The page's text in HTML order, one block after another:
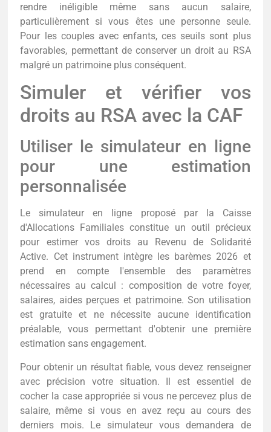
rendre inéligible même sans aucun salaire,
particulièrement si vous êtes une personne seule.
Pour les couples avec enfants, ces seuils sont plus
favorables, permettant de conserver un droit au RSA
malgré un patrimoine plus conséquent.
Simuler et vérifier vos
droits au RSA avec la CAF
Utiliser le simulateur en ligne
pour une estimation
personnalisée
Le simulateur en ligne proposé par la Caisse
d'Allocations Familiales constitue un outil précieux
pour estimer vos droits au Revenu de Solidarité
Active. Cet instrument intègre les barèmes 2026 et
prend en compte l'ensemble des paramètres
nécessaires au calcul : composition de votre foyer,
salaires, aides perçues et patrimoine. Son utilisation
est gratuite et ne nécessite aucune identification
préalable, vous permettant d'obtenir une première
estimation sans engagement.
Pour obtenir un résultat fiable, vous devez renseigner
avec précision votre situation. Il est essentiel de
cocher la case appropriée si vous ne percevez plus de
salaire, même si vous en avez reçu au cours des
derniers mois. Le simulateur vous demandera de